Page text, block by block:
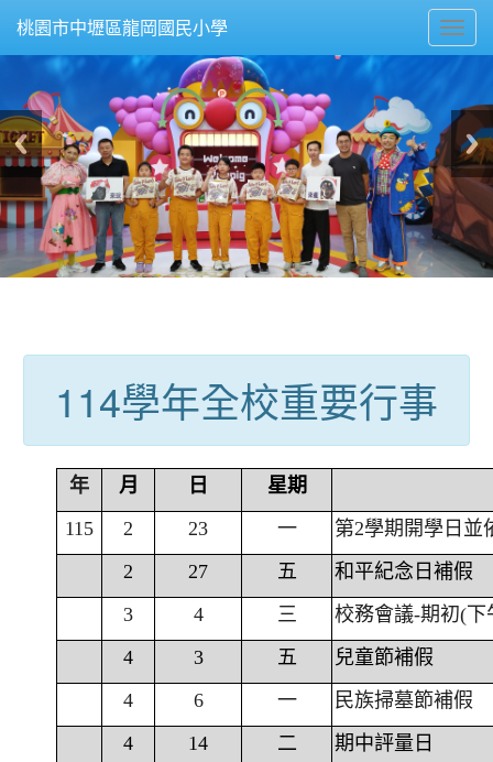
桃園市中壢區龍岡國民小學
114學年全校重要行事
年 月 日
星期
115
2 23 一
第2學期開學日並
2
27 五
和平紀念日補假
3
4 三
校務會議-期初(下
4
3 五
兒童節補假
4
6 一
民族掃墓節補假
4
14 二
期中評量日